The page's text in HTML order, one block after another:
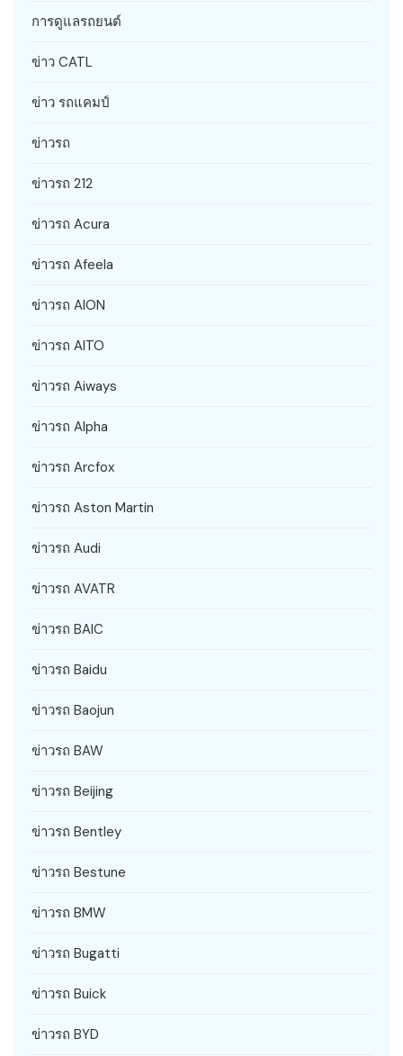
การดูแลรถยนต์
ข่าว CATL
ข่าว รถแคมป์
ข่าวรถ
ข่าวรถ 212
ข่าวรถ Acura
ข่าวรถ Afeela
ข่าวรถ AION
ข่าวรถ AITO
ข่าวรถ Aiways
ข่าวรถ Alpha
ข่าวรถ Arcfox
ข่าวรถ Aston Martin
ข่าวรถ Audi
ข่าวรถ AVATR
ข่าวรถ BAIC
ข่าวรถ Baidu
ข่าวรถ Baojun
ข่าวรถ BAW
ข่าวรถ Beijing
ข่าวรถ Bentley
ข่าวรถ Bestune
ข่าวรถ BMW
ข่าวรถ Bugatti
ข่าวรถ Buick
ข่าวรถ BYD